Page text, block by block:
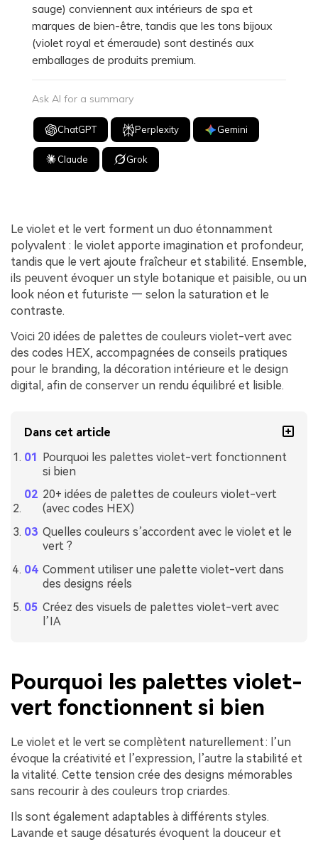
sauge) conviennent aux intérieurs de spa et
marques de bien-être, tandis que les tons bijoux
(violet royal et émeraude) sont destinés aux
emballages de produits premium.
Ask AI for a summary
ChatGPT Perplexity Gemini
Claude Grok
Le violet et le vert forment un duo étonnamment
polyvalent : le violet apporte imagination et profondeur,
tandis que le vert ajoute fraîcheur et stabilité. Ensemble,
ils peuvent évoquer un style botanique et paisible, ou un
look néon et futuriste — selon la saturation et le
contraste.
Voici 20 idées de palettes de couleurs violet-vert avec
des codes HEX, accompagnées de conseils pratiques
pour le branding, la décoration intérieure et le design
digital, afin de conserver un rendu équilibré et lisible.
Dans cet article
Pourquoi les palettes violet-vert fonctionnent
si bien
20+ idées de palettes de couleurs violet-vert
(avec codes HEX)
Quelles couleurs s’accordent avec le violet et le
vert ?
Comment utiliser une palette violet-vert dans
des designs réels
Créez des visuels de palettes violet-vert avec
l’IA
Pourquoi les palettes violet-
vert fonctionnent si bien
Le violet et le vert se complètent naturellement : l’un
évoque la créativité et l’expression, l’autre la stabilité et
la vitalité. Cette tension crée des designs mémorables
sans recourir à des couleurs trop criardes.
Ils sont également adaptables à différents styles.
Lavande et sauge désaturés évoquent la douceur et